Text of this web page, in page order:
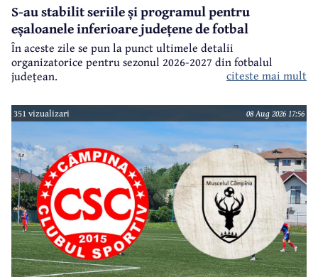
S-au stabilit seriile și programul pentru
eșaloanele inferioare județene de fotbal
În aceste zile se pun la punct ultimele detalii
organizatorice pentru sezonul 2026-2027 din fotbalul
județean.
citeste mai mult
351 vizualizari 08 Aug 2026 17:56